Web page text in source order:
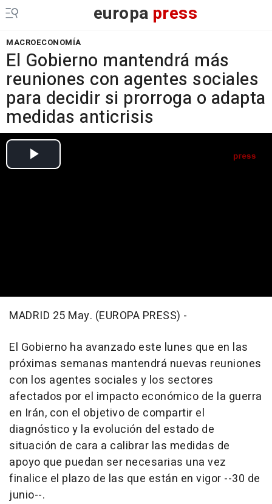
europa press
MACROECONOMÍA
El Gobierno mantendrá más
reuniones con agentes sociales
para decidir si prorroga o adapta
medidas anticrisis
MADRID 25 May. (EUROPA PRESS) -
El Gobierno ha avanzado este lunes que en las
próximas semanas mantendrá nuevas reuniones
con los agentes sociales y los sectores
afectados por el impacto económico de la guerra
en Irán, con el objetivo de compartir el
diagnóstico y la evolución del estado de
situación de cara a calibrar las medidas de
apoyo que puedan ser necesarias una vez
finalice el plazo de las que están en vigor --30 de
junio--.